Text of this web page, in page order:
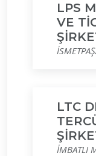
LPS
VE
LTC
İMBATLI